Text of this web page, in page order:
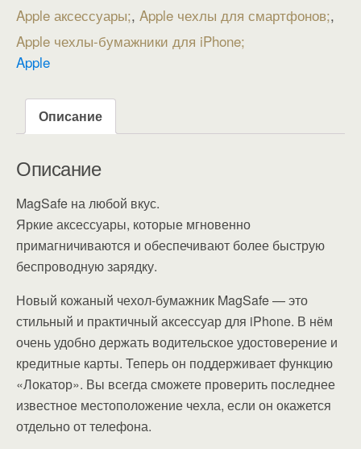
Apple аксессуары , Apple чехлы для смартфонов ,
Apple чехлы-бумажники для iPhone
Apple
Описание
Описание
MagSafe на любой вкус.
Яркие аксессуары, которые мгновенно
примагничиваются и обеспечивают более быструю
беспроводную зарядку.
Новый кожаный чехол-бумажник MagSafe — это
стильный и практичный аксессуар для iPhone. В нём
очень удобно держать водительское удостоверение и
кредитные карты. Теперь он поддерживает функцию
«Локатор». Вы всегда сможете проверить последнее
известное местоположение чехла, если он окажется
отдельно от телефона.